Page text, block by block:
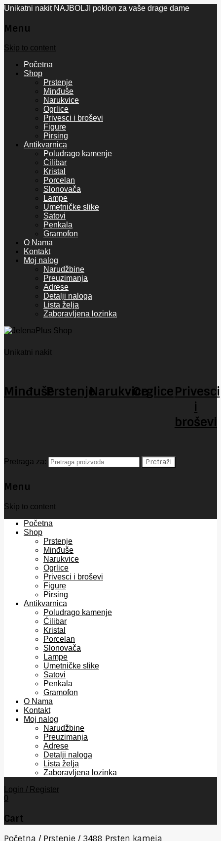
Unikatni nakit NAJBOLJI poklon za vaše drage dame
Menu
Skip to content
Početna
Shop
Prstenje
Minđuše
Narukvice
Ogrlice
Privesci i broševi
Figure
Pirsing
Antikvarnica
Poludrago kamenje
Ćilibar
Kristal
Porcelan
Slonovača
Lampe
Umetničke slike
Satovi
Penkala
Gramofon
O Nama
Kontakt
Moj nalog
Narudžbine
Preuzimanja
Adrese
Detalji naloga
Lista želja
Zaboravljena lozinka
Unikatni nakit
MinđušePrstenjeNarukviceOrglicePrivesci
i
broševi
Pretraga za: Pretraži
Menu
Skip to content
Početna
Shop
Prstenje
Minđuše
Narukvice
Ogrlice
Privesci i broševi
Figure
Pirsing
Antikvarnica
Poludrago kamenje
Ćilibar
Kristal
Porcelan
Slonovača
Lampe
Umetničke slike
Satovi
Penkala
Gramofon
O Nama
Kontakt
Moj nalog
Narudžbine
Preuzimanja
Adrese
Detalji naloga
Lista želja
Zaboravljena lozinka
Login / Register
0
Cart